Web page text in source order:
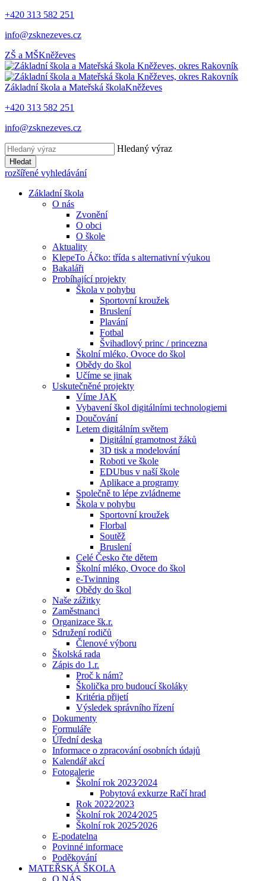
+420 313 582 251
info@zsknezeves.cz
ZŠ a MŠKněževes
Základní škola a Mateřská školaKněževes
+420 313 582 251
info@zsknezeves.cz
Hledaný výraz
Hledat
rozšířené vyhledávání
Základní škola
O nás
Zvonění
O obci
O škole
Aktuality
KlepeTo Áčko: třída s alternativní výukou
Bakaláři
Probíhající projekty
Škola v pohybu
Sportovní kroužek
Bruslení
Plavání
Fotbal
Švihadlový princ / princezna
Školní mléko, Ovoce do škol
Obědy do škol
Učíme se jinak
Uskutečněné projekty
Víme JAK
Vybavení škol digitálními technologiemi
Doučování
Letem digitálním světem
Digitální gramotnost žáků
3D tisk a modelování
Roboti ve škole
EDUbus v naší škole
Aplikace a programy
Společně to lépe zvládneme
Škola v pohybu
Sportovní kroužek
Florbal
Soutěž
Bruslení
Celé Česko čte dětem
Školní mléko, Ovoce do škol
e-Twinning
Obědy do škol
Naše zážitky
Zaměstnanci
Organizace šk.r.
Sdružení rodičů
Členové výboru
Školská rada
Zápis do 1.r.
Proč k nám?
Školička pro budoucí školáky
Kritéria přijetí
Výsledek správního řízení
Dokumenty
Formuláře
Úřední deska
Informace o zpracování osobních údajů
Kalendář akcí
Fotogalerie
Školní rok 2023⁄2024
Pobytová exkurze Račí hrad
Rok 2022⁄2023
Školní rok 2024⁄2025
Školní rok 2025⁄2026
E-podatelna
Povinné informace
Poděkování
MATEŘSKÁ ŠKOLA
O NÁS